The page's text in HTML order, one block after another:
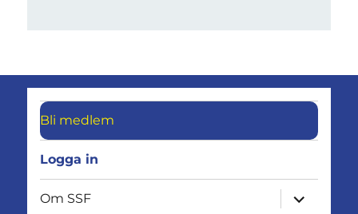
Bli medlem
Logga in
Om SSF
expandera